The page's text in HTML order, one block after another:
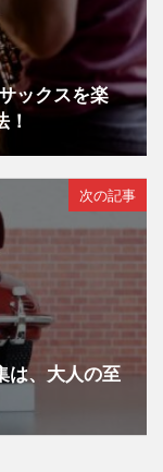
ックスを楽
次の記事
は、大人の至